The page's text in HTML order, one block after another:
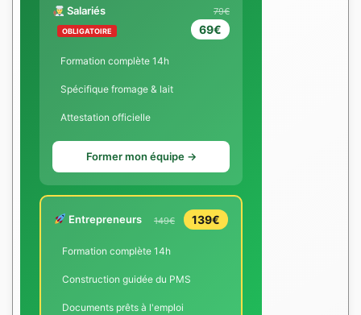
Salariés
OBLIGATOIRE
79€
69€
Formation complète 14h
Spécifique fromage & lait
Attestation officielle
Former mon équipe →
Entrepreneurs 149€ 139€
Formation complète 14h
Construction guidée du PMS
Documents prêts à l'emploi